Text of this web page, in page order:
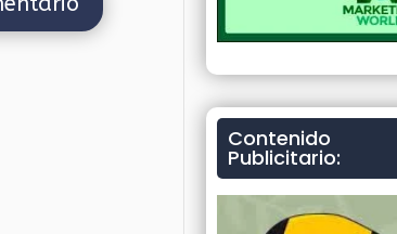
Contenido
Publicitario: